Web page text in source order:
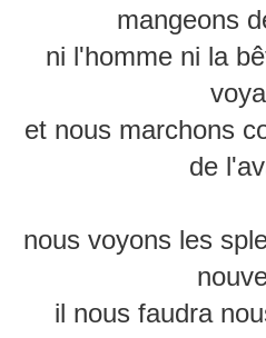
mangeons
ni l'homme ni la
et nous marchons
de
nous voyons les
il nous faudra